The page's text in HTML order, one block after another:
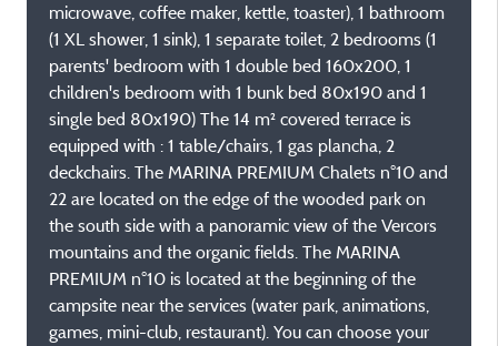
microwave, coffee maker, kettle, toaster), 1 bathroom
(1 XL shower, 1 sink), 1 separate toilet, 2 bedrooms (1
parents' bedroom with 1 double bed 160x200, 1
children's bedroom with 1 bunk bed 80x190 and 1
single bed 80x190) The 14 m² covered terrace is
equipped with : 1 table/chairs, 1 gas plancha, 2
deckchairs. The MARINA PREMIUM Chalets n°10 and
22 are located on the edge of the wooded park on
the south side with a panoramic view of the Vercors
mountains and the organic fields. The MARINA
PREMIUM n°10 is located at the beginning of the
campsite near the services (water park, animations,
games, mini-club, restaurant). You can choose your